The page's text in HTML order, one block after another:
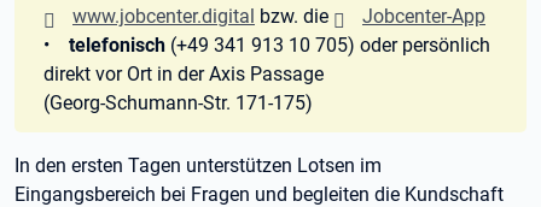
www.jobcenter.digital bzw. die
Jobcenter-App
• telefonisch (+49 341 913 10 705) oder persönlich
direkt vor Ort in der Axis Passage
(Georg-Schumann-Str. 171-175)
In den ersten Tagen unterstützen Lotsen im
Eingangsbereich bei Fragen und begleiten die Kundschaft